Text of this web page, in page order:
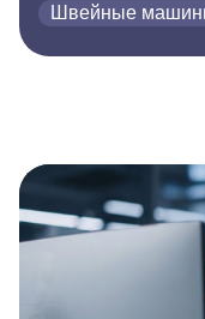
Швейные